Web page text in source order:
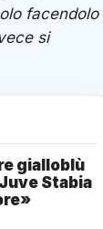
facendolo
si
gialloblù
Stabia